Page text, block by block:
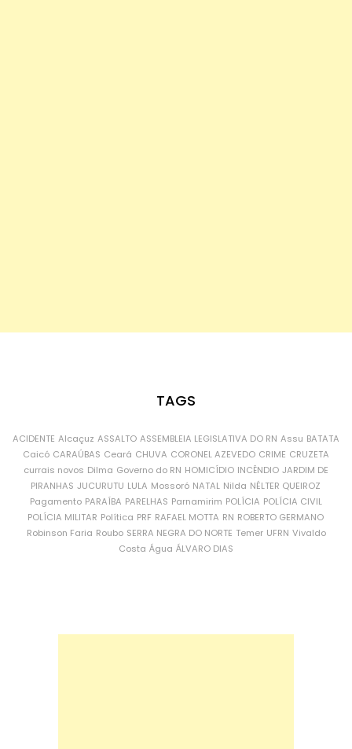
TAGS
ACIDENTE Alcaçuz ASSALTO ASSEMBLEIA LEGISLATIVA DO RN Assu BATATA
Caicó CARAÚBAS Ceará CHUVA CORONEL AZEVEDO CRIME CRUZETA
currais novos Dilma Governo do RN HOMICÍDIO INCÊNDIO JARDIM DE
PIRANHAS JUCURUTU LULA Mossoró NATAL Nilda NÉLTER QUEIROZ
Pagamento PARAÍBA PARELHAS Parnamirim POLÍCIA POLÍCIA CIVIL
POLÍCIA MILITAR Política PRF RAFAEL MOTTA RN ROBERTO GERMANO
Robinson Faria Roubo SERRA NEGRA DO NORTE Temer UFRN Vivaldo
Costa Água ÁLVARO DIAS